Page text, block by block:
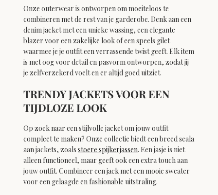
Onze outerwear is ontworpen om moeiteloos te
combineren met de rest van je garderobe. Denk aan een
denim jacket met een unieke wassing, een elegante
blazer voor een zakelijke look of een speels gilet
waarmee je je outfit een verrassende twist geeft. Elk item
is met oog voor detail en pasvorm ontworpen, zodat jij
je zelfverzekerd voelt en er altijd goed uitziet.
TRENDY JACKETS VOOR EEN
TIJDLOZE LOOK
Op zoek naar een stijlvolle jacket om jouw outfit
compleet te maken? Onze collectie biedt een breed scala
aan jackets, zoals stoere spijkerjassen. Een jasje is niet
alleen functioneel, maar geeft ook een extra touch aan
jouw outfit. Combineer een jack met een mooie sweater
voor een gelaagde en fashionable uitstraling.